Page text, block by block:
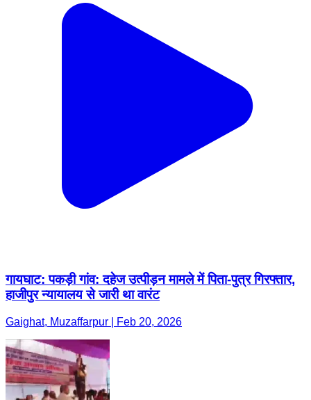
गायघाट: पकड़ी गांव: दहेज उत्पीड़न मामले में पिता-पुत्र गिरफ्तार,
हाजीपुर न्यायालय से जारी था वारंट
Gaighat, Muzaffarpur | Feb 20, 2026